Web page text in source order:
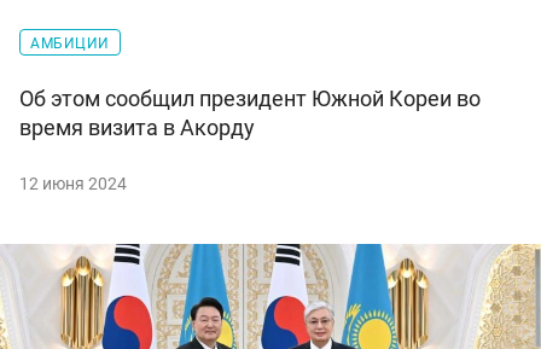
АМБИЦИИ
Об этом сообщил президент Южной Кореи во
время визита в Акорду
12 июня 2024